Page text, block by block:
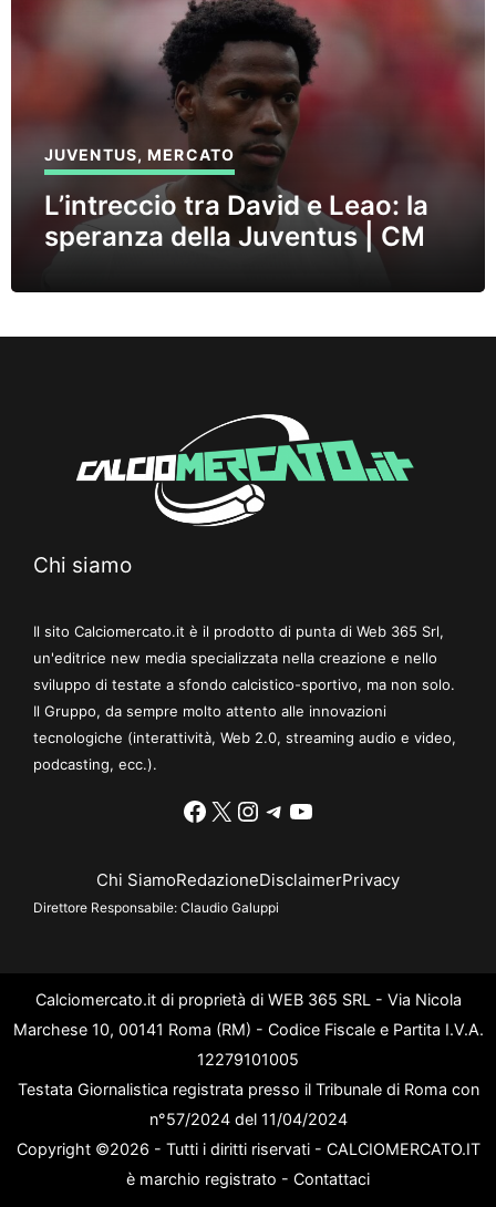
JUVENTUS,MERCATO
L’intreccio tra David e Leao: la
speranza della Juventus | CM
Chi siamo
Il sito Calciomercato.it è il prodotto di punta di Web 365 Srl,
un'editrice new media specializzata nella creazione e nello
sviluppo di testate a sfondo calcistico-sportivo, ma non solo.
Il Gruppo, da sempre molto attento alle innovazioni
tecnologiche (interattività, Web 2.0, streaming audio e video,
podcasting, ecc.).
Facebook
X Instagram
Telegram
YouTube
Chi SiamoRedazioneDisclaimerPrivacy
Direttore Responsabile: Claudio Galuppi
Calciomercato.it di proprietà di WEB 365 SRL - Via Nicola
Marchese 10, 00141 Roma (RM) - Codice Fiscale e Partita I.V.A.
12279101005
Testata Giornalistica registrata presso il Tribunale di Roma con
n°57/2024 del 11/04/2024
Copyright ©2026 - Tutti i diritti riservati - CALCIOMERCATO.IT
è marchio registrato - Contattaci